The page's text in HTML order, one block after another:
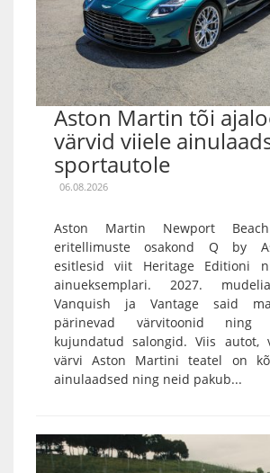
Aston Martin tõi
värvid viiele
sportautole
06.08.2026
Aston Martin Newport
eritellimuste osakond Q by
esitlesid viit Heritage Editioni
ainueksemplari. 2027.
Vanquish ja Vantage said
pärinevad värvitoonid ning
kujundatud salongid. Viis autot,
värvi Aston Martini teatel on
ainulaadsed ning neid pakub...